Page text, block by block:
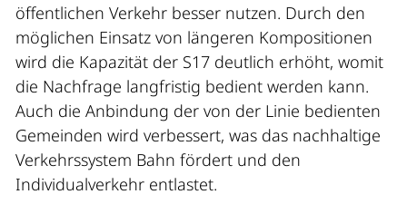
öffentlichen Verkehr besser nutzen. Durch den
möglichen Einsatz von längeren Kompositionen
wird die Kapazität der S17 deutlich erhöht, womit
die Nachfrage langfristig bedient werden kann.
Auch die Anbindung der von der Linie bedienten
Gemeinden wird verbessert, was das nachhaltige
Verkehrssystem Bahn fördert und den
Individualverkehr entlastet.